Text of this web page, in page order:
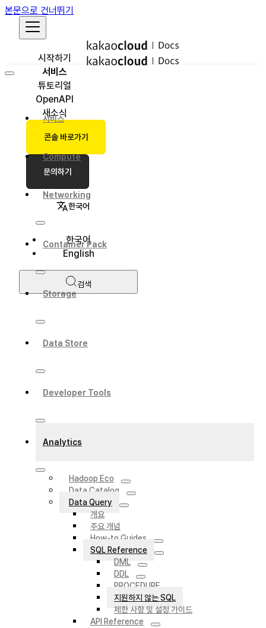
본문으로 건너뛰기
시작하기
서비스
튜토리얼
OpenAPI
새소식
콘솔 바로가기
문의하기
한국어
한국어
English
검색
서비스
Compute
Networking
Container Pack
Storage
Data Store
Developer Tools
Analytics
Hadoop Eco
Data Catalog
Data Query
개요
주요 개념
How-to Guides
SQL Reference
DML
DDL
PROCEDURE
지원하지 않는 SQL
제한 사항 및 설정 가이드
API Reference